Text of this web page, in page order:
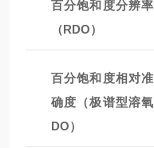
百分饱和度分辨率
（RDO）
百分饱和度相对准
确度（极谱型溶氧
DO）